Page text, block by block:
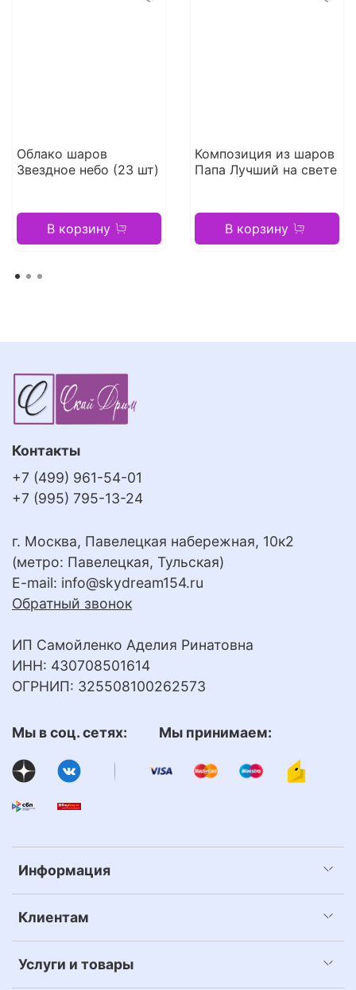
Облако шаров
Звездное небо (23 шт)
В корзину
Композиция из шаров
Папа Лучший на свете
В корзину
Информация
Клиентам
Услуги и товары
Контакты
+7 (499) 961-54-01
+7 (995) 795-13-24
г. Москва, Павелецкая набережная, 10к2
(метро: Павелецкая, Тульская)
E-mail: info@skydream154.ru
Обратный звонок
ИП Самойленко Аделия Ринатовна
ИНН: 430708501614
ОГРНИП: 325508100262573
Мы в соц. сетях: Мы принимаем: